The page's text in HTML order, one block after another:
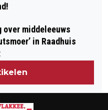
middeleeuws
in Raadhuis